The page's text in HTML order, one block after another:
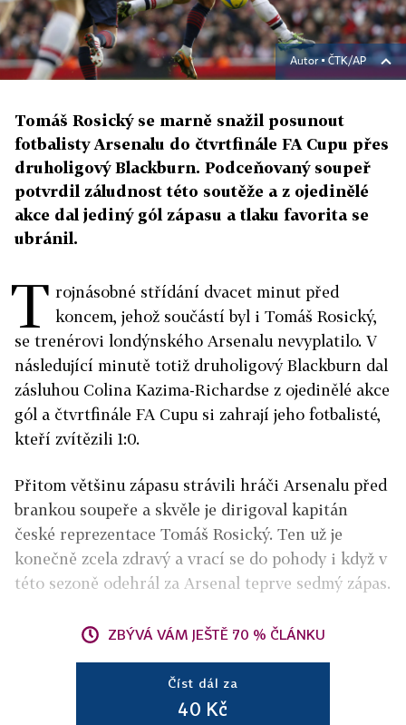
Autor ▪ ČTK/AP
Tomáš Rosický se marně snažil posunout
fotbalisty Arsenalu do čtvrtfinále FA Cupu přes
druholigový Blackburn. Podceňovaný soupeř
potvrdil záludnost této soutěže a z ojedinělé
akce dal jediný gól zápasu a tlaku favorita se
ubránil.
T rojnásobné střídání dvacet minut před
koncem, jehož součástí byl i Tomáš Rosický,
se trenérovi londýnského Arsenalu nevyplatilo. V
následující minutě totiž druholigový Blackburn dal
zásluhou Colina Kazima-Richardse z ojedinělé akce
gól a čtvrtfinále FA Cupu si zahrají jeho fotbalisté,
kteří zvítězili 1:0.
Přitom většinu zápasu strávili hráči Arsenalu před
brankou soupeře a skvěle je dirigoval kapitán
české reprezentace Tomáš Rosický. Ten už je
konečně zcela zdravý a vrací se do pohody i když v
této sezoně odehrál za Arsenal teprve sedmý zápas.
ZBÝVÁ VÁM JEŠTĚ 70 % ČLÁNKU
Číst dál za
40 Kč